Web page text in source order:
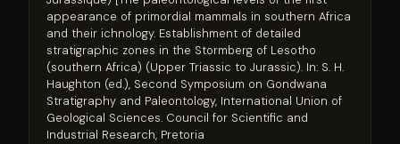
appearance of primordial mammals in southern Africa
and their ichnology. Establishment of detailed
stratigraphic zones in the Stormberg of Lesotho
(southern Africa) (Upper Triassic to Jurassic). In: S. H.
Haughton (ed.), Second Symposium on Gondwana
Stratigraphy and Paleontology, International Union of
Geological Sciences. Council for Scientific and
Industrial Research, Pretoria